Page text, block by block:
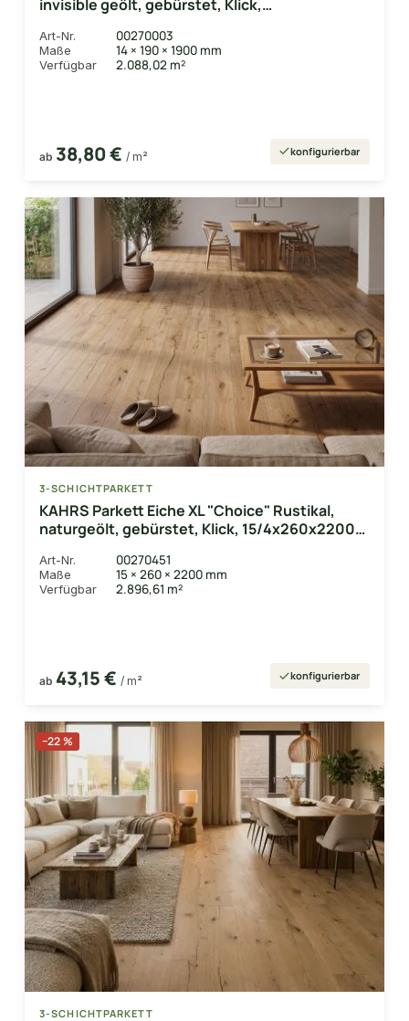
invisible geölt, gebürstet, Klick,
Art-Nr. 00270003
Maße 14 × 190 × 1900 mm
Verfügbar 2.088,02 m²
ab 38,80 € / m² konfigurierbar
3-SCHICHTPARKETT
KAHRS Parkett Eiche XL "Choice" Rustikal,
naturgeölt, gebürstet, Klick, 15/4x260x2200
Art-Nr. 00270451
Maße 15 × 260 × 2200 mm
Verfügbar 2.896,61 m²
ab 43,15 € / m² konfigurierbar
−22 %
3-SCHICHTPARKETT